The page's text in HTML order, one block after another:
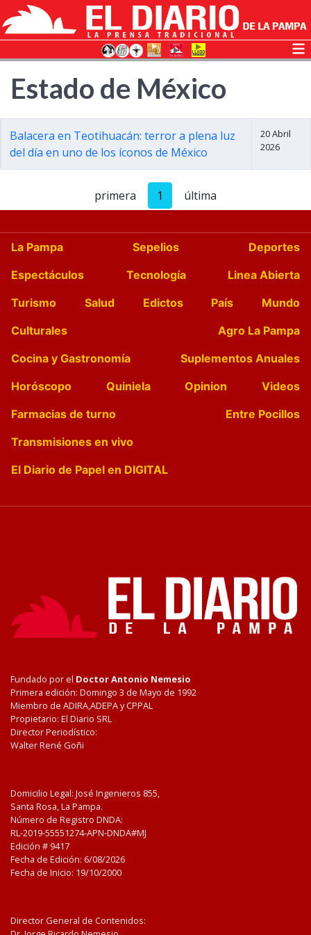
Estado de México
Balacera en Teotihuacán: terror a plena luz
del día en uno de los íconos de México
20 Abril
2026
primera 1 última
La Pampa Sepelios
Deportes
Espectáculos
Tecnología
Linea Abierta
Turismo
Salud Edictos País
Mundo
Culturales
Agro La Pampa
Cocina y Gastronomía
Suplementos Anuales
Horóscopo
Quiniela Opinion
Videos
Farmacias de turno
Entre Pocillos
Transmisiones en vivo
El Diario de Papel en DIGITAL
Fundado por el Doctor Antonio Nemesio
Primera edición: Domingo 3 de Mayo de 1992
Miembro de ADIRA,ADEPA y CPPAL
Propietario: El Diario SRL
Director Periodístico:
Walter René Goñi
Domicilio Legal: José Ingenieros 855,
Santa Rosa, La Pampa.
Número de Registro DNDA:
RL-2019-55551274-APN-DNDA#MJ
Edición # 9417
Fecha de Edición: 6/08/2026
Fecha de Inicio: 19/10/2000
Director General de Contenidos: